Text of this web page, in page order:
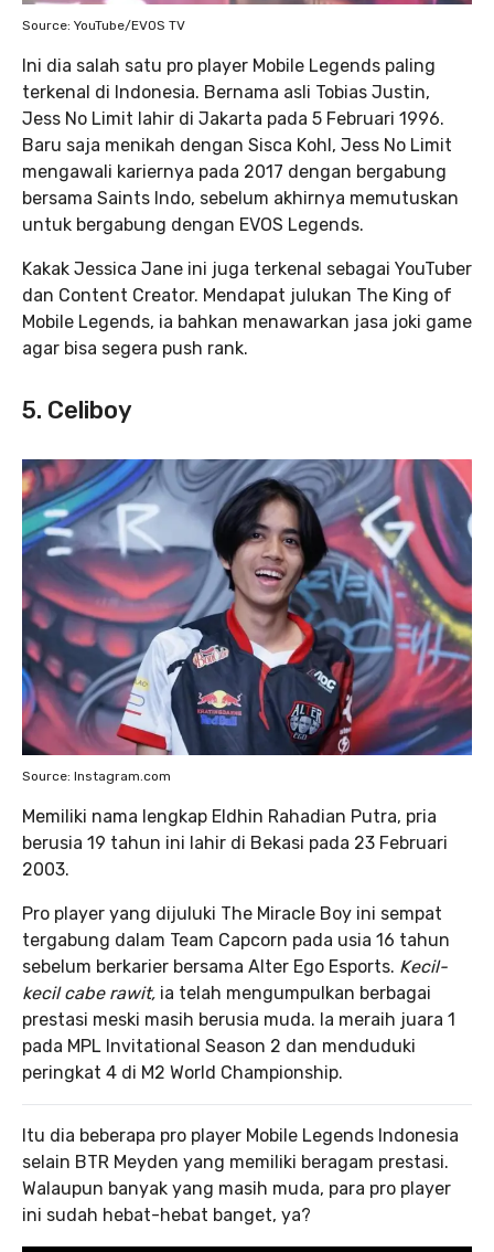
Source: YouTube/EVOS TV
Ini dia salah satu pro player Mobile Legends paling
terkenal di Indonesia. Bernama asli Tobias Justin,
Jess No Limit lahir di Jakarta pada 5 Februari 1996.
Baru saja menikah dengan Sisca Kohl, Jess No Limit
mengawali kariernya pada 2017 dengan bergabung
bersama Saints Indo, sebelum akhirnya memutuskan
untuk bergabung dengan EVOS Legends.
Kakak Jessica Jane ini juga terkenal sebagai YouTuber
dan Content Creator. Mendapat julukan The King of
Mobile Legends, ia bahkan menawarkan jasa joki game
agar bisa segera push rank.
5. Celiboy
Source: Instagram.com
Memiliki nama lengkap Eldhin Rahadian Putra, pria
berusia 19 tahun ini lahir di Bekasi pada 23 Februari
2003.
Pro player yang dijuluki The Miracle Boy ini sempat
tergabung dalam Team Capcorn pada usia 16 tahun
sebelum berkarier bersama Alter Ego Esports. Kecil-
kecil cabe rawit, ia telah mengumpulkan berbagai
prestasi meski masih berusia muda. Ia meraih juara 1
pada MPL Invitational Season 2 dan menduduki
peringkat 4 di M2 World Championship.
Itu dia beberapa pro player Mobile Legends Indonesia
selain BTR Meyden yang memiliki beragam prestasi.
Walaupun banyak yang masih muda, para pro player
ini sudah hebat-hebat banget, ya?